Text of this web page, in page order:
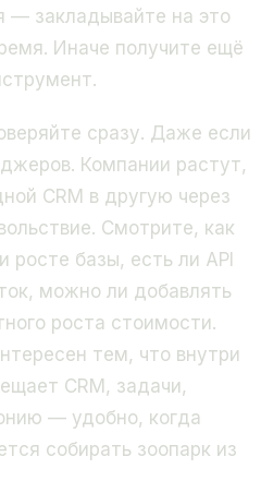
— закладывайте на это
Иначе получите ещё
сразу. Даже если
Компании растут,
CRM в другую через
Смотрите, как
росте базы, есть ли API
можно ли добавлять
роста стоимости.
тем, что внутри
CRM, задачи,
— удобно, когда
собирать зоопарк из